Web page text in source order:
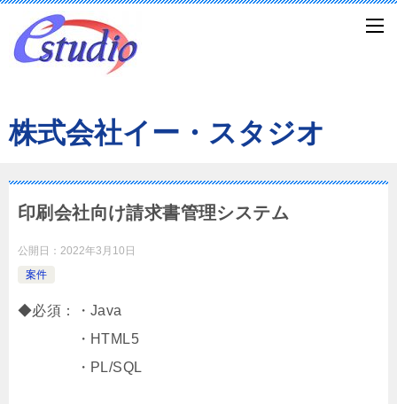
株式会社イー・スタジオ
印刷会社向け請求書管理システム
公開日： 2022年3月10日
案件
◆必須：・Java
・HTML5
・PL/SQL